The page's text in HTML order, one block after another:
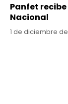
Panfet
Nacional
1 de diciembre